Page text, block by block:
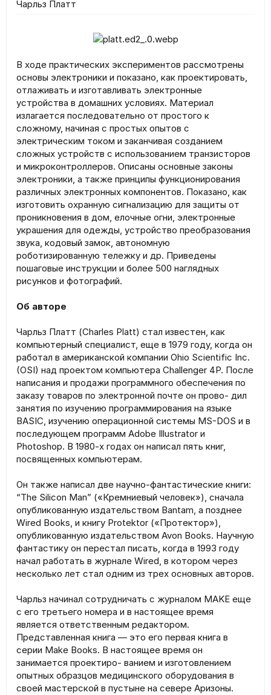
Чарльз Платт
В ходе практических экспериментов рассмотрены
основы электроники и показано, как проектировать,
отлаживать и изготавливать электронные
устройства в домашних условиях. Материал
излагается последовательно от простого к
сложному, начиная с простых опытов с
электрическим током и заканчивая созданием
сложных устройств с использованием транзисторов
и микроконтроллеров. Описаны основные законы
электроники, а также принципы функционирования
различных электронных компонентов. Показано, как
изготовить охранную сигнализацию для защиты от
проникновения в дом, елочные огни, электронные
украшения для одежды, устройство преобразования
звука, кодовый замок, автономную
роботизированную тележку и др. Приведены
пошаговые инструкции и более 500 наглядных
рисунков и фотографий.
Об авторе
Чарльз Платт (Charles Platt) стал известен, как
компьютерный специалист, еще в 1979 году, когда он
работал в американской компании Ohio Scientific Inc.
(OSI) над проектом компьютера Challenger 4P. После
написания и продажи программного обеспечения по
заказу товаров по электронной почте он прово- дил
занятия по изучению программирования на языке
BASIC, изучению операционной системы MS-DOS и в
последующем программ Adobe Illustrator и
Photoshop. В 1980-х годах он написал пять книг,
посвященных компьютерам.
Он также написал две научно-фантастические книги:
“The Silicon Man” («Кремниевый человек»), сначала
опубликованную издательством Bantam, а позднее
Wired Books, и книгу Protektor («Протектор»),
опубликованную издательством Avon Books. Научную
фантастику он перестал писать, когда в 1993 году
начал работать в журнале Wired, в котором через
несколько лет стал одним из трех основных авторов.
Чарльз начинал сотрудничать с журналом MAKE еще
с его третьего номера и в настоящее время
является ответственным редактором.
Представленная книга — это его первая книга в
серии Make Books. В настоящее время он
занимается проектиро- ванием и изготовлением
опытных образцов медицинского оборудования в
своей мастерской в пустыне на севере Аризоны.